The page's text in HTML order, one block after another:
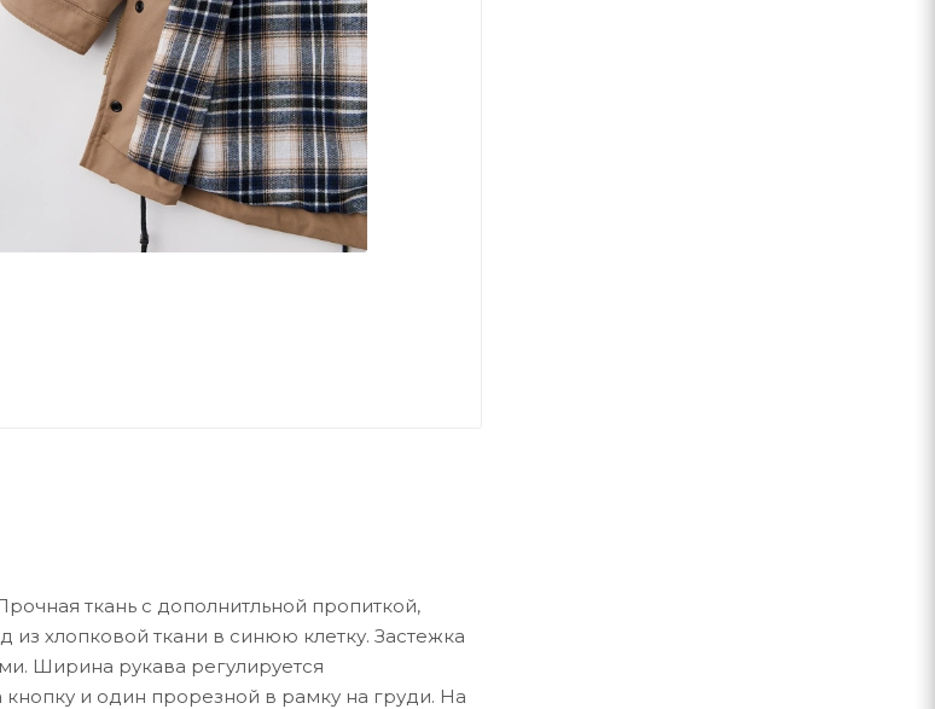
ткань с дополнитльной пропиткой,
хлопковой ткани в синюю клетку. Застежка
Ширина рукава регулируется
и один прорезной в рамку на груди. На